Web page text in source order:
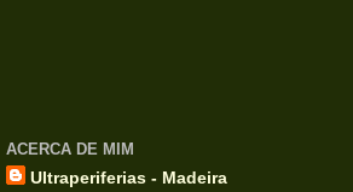
ACERCA DE MIM
Ultraperiferias - Madeira